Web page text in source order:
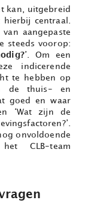
kan, uitgebreid
centraal.
aangepaste
steeds voorop:
’. Om een
indicerende
te hebben op
de thuis- en
goed en waar
‘Wat zijn de
onvoldoende
CLB-team